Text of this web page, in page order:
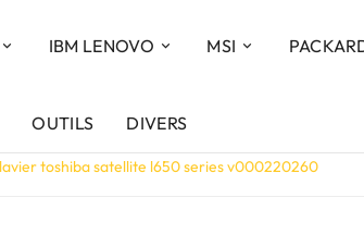
IBM LENOVO MSI
OUTILS DIVERS
toshiba satellite l650 series v000220260